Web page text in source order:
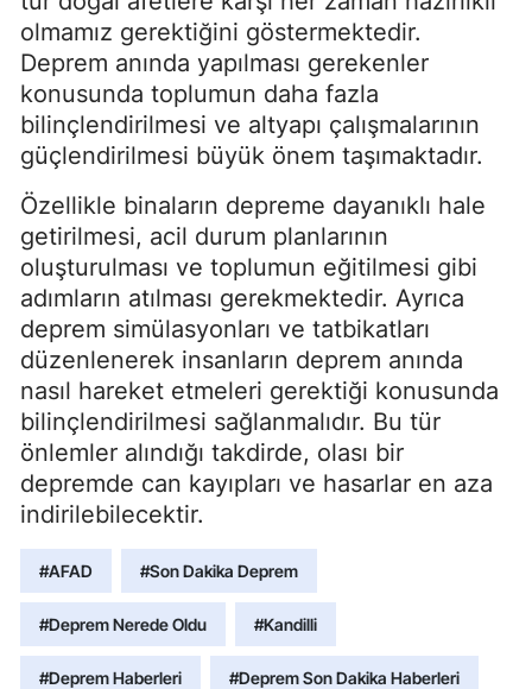
olmamız gerektiğini göstermektedir.
Deprem anında yapılması gerekenler
konusunda toplumun daha fazla
bilinçlendirilmesi ve altyapı çalışmalarının
güçlendirilmesi büyük önem taşımaktadır.
Özellikle binaların depreme dayanıklı hale
getirilmesi, acil durum planlarının
oluşturulması ve toplumun eğitilmesi gibi
adımların atılması gerekmektedir. Ayrıca
deprem simülasyonları ve tatbikatları
düzenlenerek insanların deprem anında
nasıl hareket etmeleri gerektiği konusunda
bilinçlendirilmesi sağlanmalıdır. Bu tür
önlemler alındığı takdirde, olası bir
depremde can kayıpları ve hasarlar en aza
indirilebilecektir.
#AFAD #Son Dakika Deprem
#Deprem Nerede Oldu #Kandilli
#Deprem Haberleri #Deprem Son Dakika Haberleri